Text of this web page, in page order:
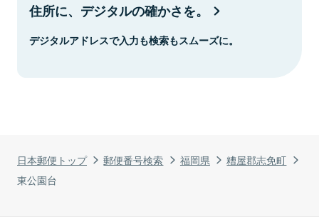
日本郵便トップ 郵便番号検索 福岡県
糟屋郡志免町
東公園台
住所に、デジタルの確かさを。
デジタルアドレスで入力も検索もスムーズに。